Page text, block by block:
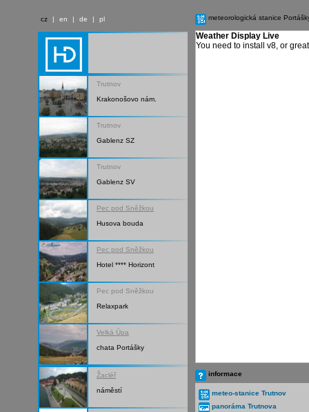
cz | en | de | pl
Trutnov
Krakonošovo nám.
Trutnov
Gablenz SZ
Trutnov
Gablenz SV
Pec pod Sněžkou
Husova bouda
Pec pod Sněžkou
Hotel **** Horizont
Pec pod Sněžkou
Relaxpark
Velká Úpa
chata Portášky
Žacléř
náměstí
meteorologická stanice
Weather Display Live
You need to install v8, or
informace
meteo-stanice Trutnov
panoráma Trutnova